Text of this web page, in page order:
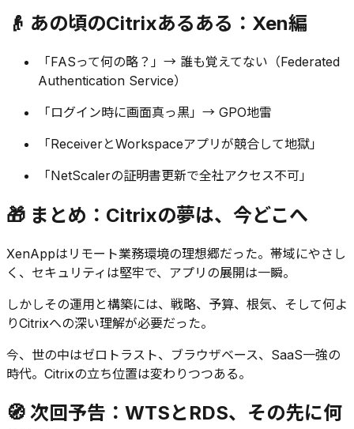
👴 あの頃のCitrixあるある：Xen編
「FASって何の略？」→ 誰も覚えてない（Federated
Authentication Service）
「ログイン時に画面真っ黒」→ GPO地雷
「ReceiverとWorkspaceアプリが競合して地獄」
「NetScalerの証明書更新で全社アクセス不可」
🎁 まとめ：Citrixの夢は、今どこへ
XenAppはリモート業務環境の理想郷だった。帯域にやさし
く、セキュリティは堅牢で、アプリの展開は一瞬。
しかしその運用と構築には、戦略、予算、根気、そして何よ
りCitrixへの深い理解が必要だった。
今、世の中はゼロトラスト、ブラウザベース、SaaS一強の
時代。Citrixの立ち位置は変わりつつある。
🧭 次回予告：WTSとRDS、その先に何